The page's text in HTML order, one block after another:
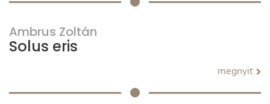
Ambrus Zoltán
Solus eris
megnyit